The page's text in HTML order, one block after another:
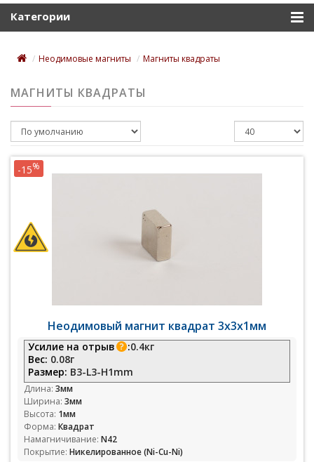
Категории
Неодимовые магниты Магниты квадраты
МАГНИТЫ КВАДРАТЫ
Неодимовый магнит квадрат 3х3х1мм
Усилие на отрыв :0.4кг
Вес: 0.08г
Размер: B3-L3-H1mm
Длина: 3мм
Ширина: 3мм
Высота: 1мм
Форма: Квадрат
Намагничивание: N42
Покрытие: Никелированное (Ni-Cu-Ni)
-15%